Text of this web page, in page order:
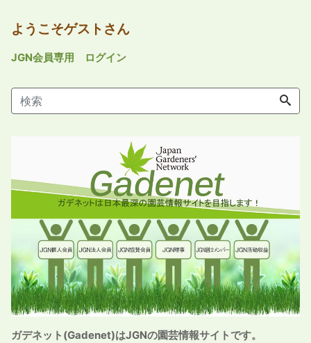
ようこそゲストさん
JGN会員専用 ログイン
ガデネット(Gadenet)はJGNの園芸情報サイトです。